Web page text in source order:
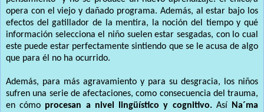
opera con el viejo y dañado programa. Además, al estar bajo los
efectos del gatillador de la mentira, la noción del tiempo y qué
información selecciona el niño suelen estar sesgadas, con lo cual
este puede estar perfectamente sintiendo que se le acusa de algo
que para él no ha ocurrido.
Además, para más agravamiento y para su desgracia, los niños
sufren una serie de afectaciones, como consecuencia del trauma,
en cómo procesan a nivel lingüístico y cognitivo. Así Na´ma